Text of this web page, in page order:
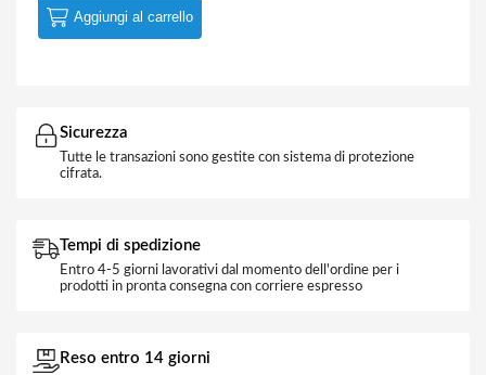
Aggiungi al carrello
Sicurezza
Tutte le transazioni sono gestite con sistema di protezione
cifrata.
Tempi di spedizione
Entro 4-5 giorni lavorativi dal momento dell'ordine per i
prodotti in pronta consegna con corriere espresso
Reso entro 14 giorni